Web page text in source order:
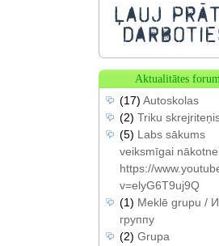
Aktualitātes
(17) Autoskolas
(2) Triku
(5) Labs sākums
veiksmīgai
https://
v=elyG6T9uj9Q
(1) Meklē grupu /
группу
(2) Grupa